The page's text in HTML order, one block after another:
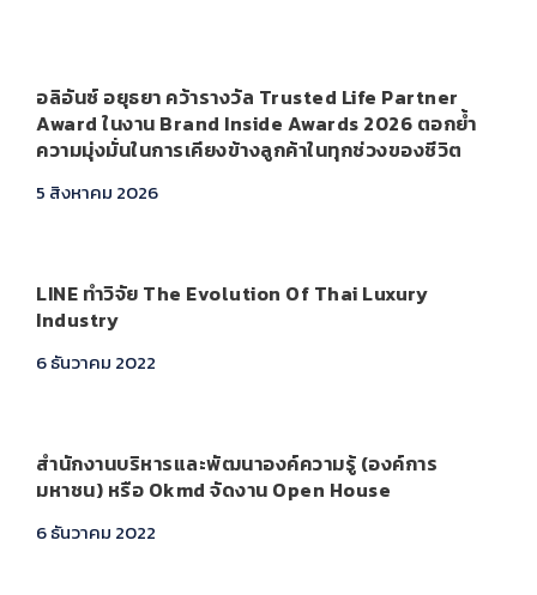
อลิอันซ์ อยุธยา คว้ารางวัล Trusted Life Partner
Award ในงาน Brand Inside Awards 2026 ตอกย้ำ
ความมุ่งมั่นในการเคียงข้างลูกค้าในทุกช่วงของชีวิต
5 สิงหาคม 2026
LINE ทำวิจัย The Evolution Of Thai Luxury
Industry
6 ธันวาคม 2022
สำนักงานบริหารและพัฒนาองค์ความรู้ (องค์การ
มหาชน) หรือ Okmd จัดงาน Open House
6 ธันวาคม 2022